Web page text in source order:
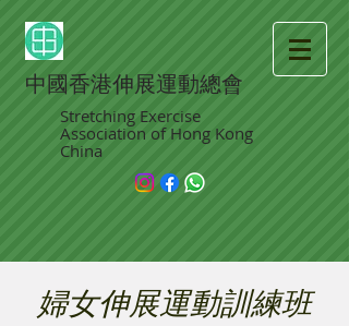
中國香港伸展運動總會
Stretching Exercise
Association of Hong Kong
China
婦女伸展運動訓練班